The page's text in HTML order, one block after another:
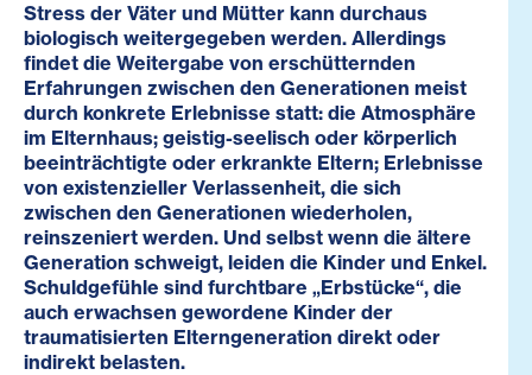
Stress der Väter und Mütter kann durchaus
biologisch weitergegeben werden. Allerdings
findet die Weitergabe von erschütternden
Erfahrungen zwischen den Generationen meist
durch konkrete Erlebnisse statt: die Atmosphäre
im Elternhaus; geistig-seelisch oder körperlich
beeinträchtigte oder erkrankte Eltern; Erlebnisse
von existenzieller Verlassenheit, die sich
zwischen den Generationen wiederholen,
reinszeniert werden. Und selbst wenn die ältere
Generation schweigt, leiden die Kinder und Enkel.
Schuldgefühle sind furchtbare „Erbstücke“, die
auch erwachsen gewordene Kinder der
traumatisierten Elterngeneration direkt oder
indirekt belasten.